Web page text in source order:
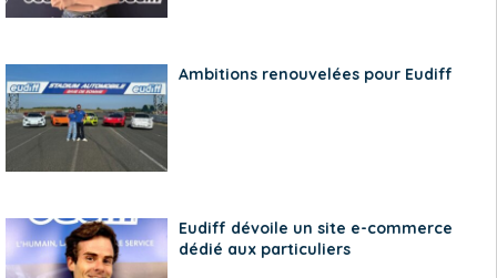
Ambitions renouvelées pour Eudiff
Eudiff dévoile un site e-commerce
dédié aux particuliers